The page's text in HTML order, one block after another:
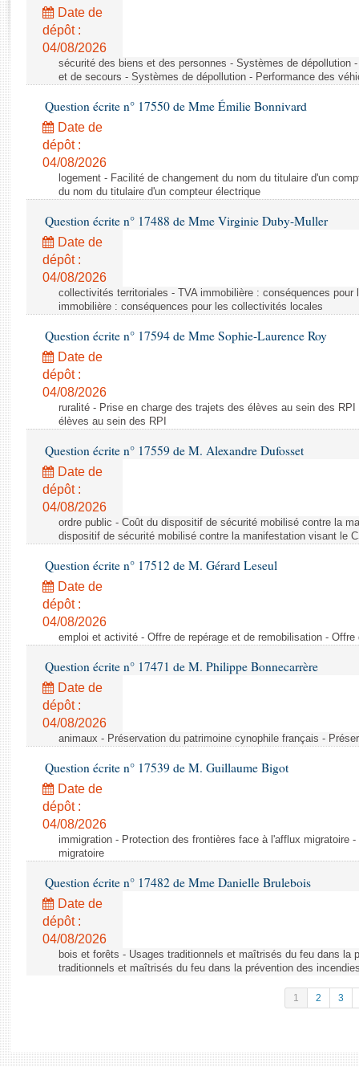
Rapports législatifs
Rapports sur l'application des lois
Baromètre de l’application des lois
Dossiers législatifs
Budget et sécurité sociale
Questions écrites et orales
Comptes rendus des débats
Date de
dépôt :
04/08/2026
sécurité des biens et des personnes - Systèmes de dépollution
et de secours - Systèmes de dépollution - Performance des
Question écrite n° 17550 de Mme Émilie Bonnivard
Date de
dépôt :
04/08/2026
logement - Facilité de changement du nom du titulaire d'un
du nom du titulaire d'un compteur électrique
Question écrite n° 17488 de Mme Virginie Duby-Muller
Date de
dépôt :
04/08/2026
collectivités territoriales - TVA immobilière : conséquences
immobilière : conséquences pour les collectivités locales
Question écrite n° 17594 de Mme Sophie-Laurence Roy
Date de
dépôt :
04/08/2026
ruralité - Prise en charge des trajets des élèves au sein des
élèves au sein des RPI
Question écrite n° 17559 de M. Alexandre Dufosset
Date de
dépôt :
04/08/2026
ordre public - Coût du dispositif de sécurité mobilisé contre la
dispositif de sécurité mobilisé contre la manifestation visant le
Question écrite n° 17512 de M. Gérard Leseul
Date de
dépôt :
04/08/2026
emploi et activité - Offre de repérage et de remobilisation -
Question écrite n° 17471 de M. Philippe Bonnecarrère
Date de
dépôt :
04/08/2026
animaux - Préservation du patrimoine cynophile français -
Question écrite n° 17539 de M. Guillaume Bigot
Date de
dépôt :
04/08/2026
immigration - Protection des frontières face à l'afflux migratoire
migratoire
Question écrite n° 17482 de Mme Danielle Brulebois
Date de
dépôt :
04/08/2026
bois et forêts - Usages traditionnels et maîtrisés du feu dans la
traditionnels et maîtrisés du feu dans la prévention des
1 2 3